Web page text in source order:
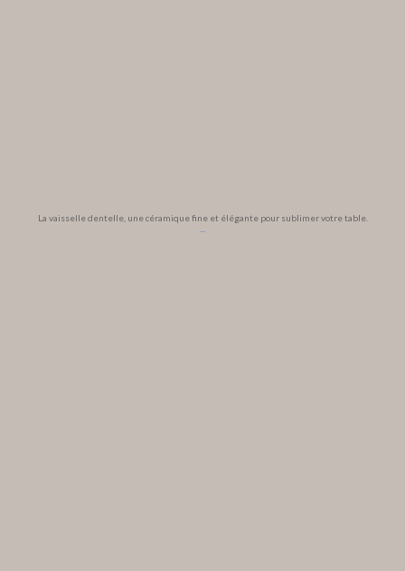
La vaisselle dentelle, une céramique fine et élégante pour sublimer votre table.